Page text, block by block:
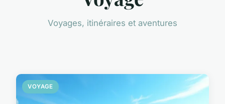
Voyages, itinéraires et aventures
VOYAGE